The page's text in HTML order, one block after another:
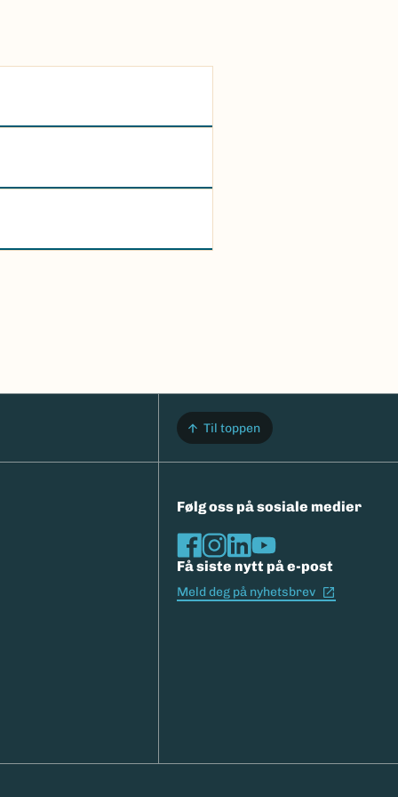
Til toppen
Følg oss på sosiale medier
Få siste nytt på e-post
Meld deg på nyhetsbrev